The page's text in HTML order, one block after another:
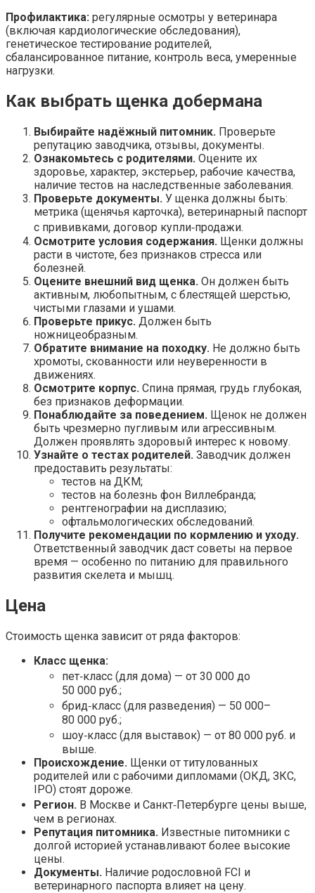
Профилактика: регулярные осмотры у ветеринара
(включая кардиологические обследования),
генетическое тестирование родителей,
сбалансированное питание, контроль веса, умеренные
нагрузки.
Как выбрать щенка добермана
Выбирайте надёжный питомник. Проверьте
репутацию заводчика, отзывы, документы.
Ознакомьтесь с родителями. Оцените их
здоровье, характер, экстерьер, рабочие качества,
наличие тестов на наследственные заболевания.
Проверьте документы. У щенка должны быть:
метрика (щенячья карточка), ветеринарный паспорт
с прививками, договор купли‑продажи.
Осмотрите условия содержания. Щенки должны
расти в чистоте, без признаков стресса или
болезней.
Оцените внешний вид щенка. Он должен быть
активным, любопытным, с блестящей шерстью,
чистыми глазами и ушами.
Проверьте прикус. Должен быть
ножницеобразным.
Обратите внимание на походку. Не должно быть
хромоты, скованности или неуверенности в
движениях.
Осмотрите корпус. Спина прямая, грудь глубокая,
без признаков деформации.
Понаблюдайте за поведением. Щенок не должен
быть чрезмерно пугливым или агрессивным.
Должен проявлять здоровый интерес к новому.
Узнайте о тестах родителей. Заводчик должен
предоставить результаты:
тестов на ДКМ;
тестов на болезнь фон Виллебранда;
рентгенографии на дисплазию;
офтальмологических обследований.
Получите рекомендации по кормлению и уходу.
Ответственный заводчик даст советы на первое
время — особенно по питанию для правильного
развития скелета и мышц.
Цена
Стоимость щенка зависит от ряда факторов:
Класс щенка:
пет‑класс (для дома) — от 30 000 до
50 000 руб.;
брид‑класс (для разведения) — 50 000–
80 000 руб.;
шоу‑класс (для выставок) — от 80 000 руб. и
выше.
Происхождение. Щенки от титулованных
родителей или с рабочими дипломами (ОКД, ЗКС,
IPO) стоят дороже.
Регион. В Москве и Санкт‑Петербурге цены выше,
чем в регионах.
Репутация питомника. Известные питомники с
долгой историей устанавливают более высокие
цены.
Документы. Наличие родословной FCI и
ветеринарного паспорта влияет на цену.